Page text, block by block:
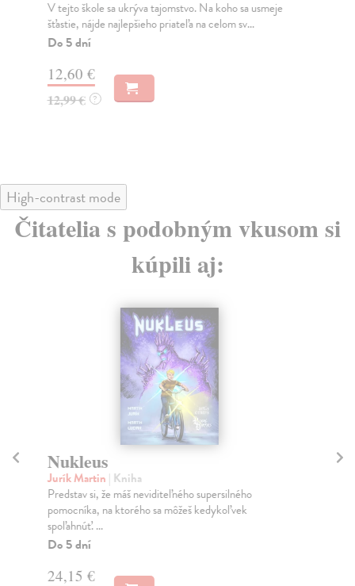
V tejto škole sa ukrýva tajomstvo. Na koho sa usmeje
šťastie, nájde najlepšieho priateľa na celom sv...
Do 5 dní
12,60 €
12,99 € ?
High-contrast mode
Čitatelia s podobným vkusom si
kúpili aj:
Nukleus
Jurík Martin | Kniha
Predstav si, že máš neviditeľného supersilného
pomocníka, na ktorého sa môžeš kedykoľvek
spoľahnúť. ...
Do 5 dní
24,15 €